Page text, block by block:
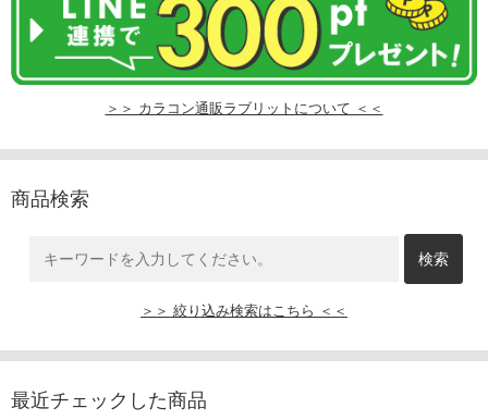
＞＞ カラコン通販ラブリットについて ＜＜
商品検索
＞＞ 絞り込み検索はこちら ＜＜
最近チェックした商品